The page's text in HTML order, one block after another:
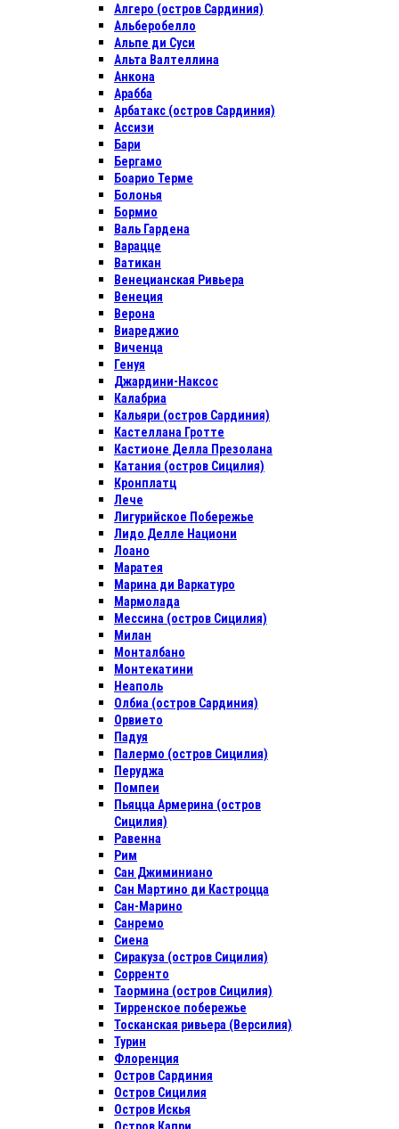
Алгеро (остров Сардиния)
Альберобелло
Альпе ди Суси
Альта Валтеллина
Анкона
Арабба
Арбатакс (остров Сардиния)
Ассизи
Бари
Бергамо
Боарио Терме
Болонья
Бормио
Валь Гардена
Варацце
Ватикан
Венецианская Ривьера
Венеция
Верона
Виареджио
Виченца
Генуя
Джардини-Наксос
Калабриа
Кальяри (остров Сардиния)
Кастеллана Гротте
Кастионе Делла Презолана
Катания (остров Сицилия)
Кронплатц
Лече
Лигурийское Побережье
Лидо Делле Национи
Лоано
Маратея
Марина ди Варкатуро
Мармолада
Мессина (остров Сицилия)
Милан
Монталбано
Монтекатини
Неаполь
Олбиа (остров Сардиния)
Орвието
Падуя
Палермо (остров Сицилия)
Перуджа
Помпеи
Пьяцца Армерина (остров
Сицилия)
Равенна
Рим
Сан Джиминиано
Сан Мартино ди Кастроцца
Сан-Марино
Санремо
Сиена
Сиракуза (остров Сицилия)
Сорренто
Таормина (остров Сицилия)
Тирренское побережье
Тосканская ривьера (Версилия)
Турин
Флоренция
Остров Сардиния
Остров Сицилия
Остров Искья